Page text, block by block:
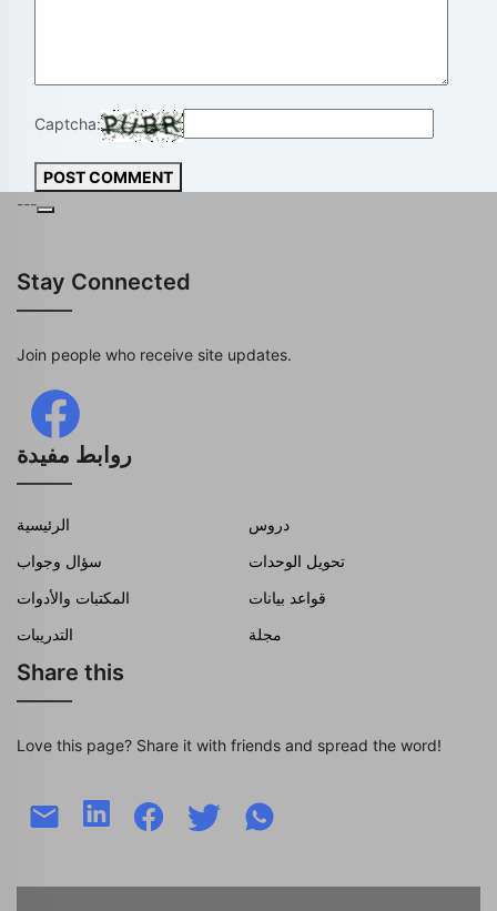
Captcha:
POST COMMENT
---
Stay Connected
Join people who receive site updates.
روابط مفيدة
الرئيسية
دروس
سؤال وجواب
تحويل الوحدات
المكتبات والأدوات
قواعد بيانات
التدريبات
مجلة
Share this
Love this page? Share it with friends and spread the word!